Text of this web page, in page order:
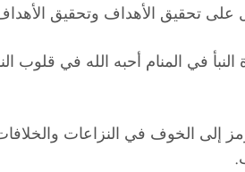
على تحقيق الأهداف وتحقيق
في المنام أحبه الله في قلوب
إلى الخوف في النزاعات